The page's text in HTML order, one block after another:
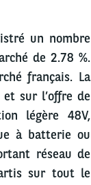
un nombre
de 2.78 %.
français. La
sur l’offre de
légère 48V,
à batterie ou
réseau de
sur tout le